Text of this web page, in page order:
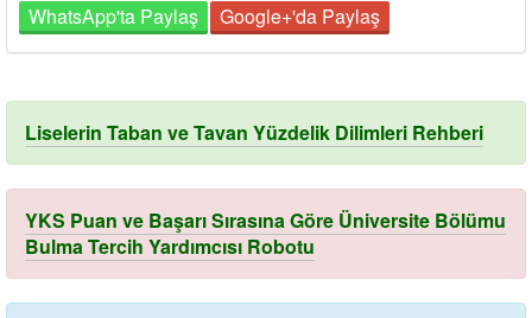
WhatsApp'ta Paylaş
Google+'da Paylaş
Liselerin Taban ve Tavan Yüzdelik Dilimleri Rehberi
YKS Puan ve Başarı Sırasına Göre Üniversite Bölümu
Bulma Tercih Yardımcısı Robotu